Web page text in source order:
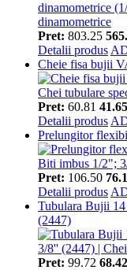
Pret: 803.25
Detalii produs
Cheie fisa bujii
Pret: 60.81 41.65
Detalii produs
Prelungitor
Pret: 106.50
Detalii produs
Tubulara Bujii
(2447)
Pret: 99.72 68.42